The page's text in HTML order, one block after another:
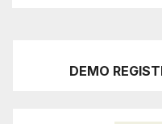
DEMO